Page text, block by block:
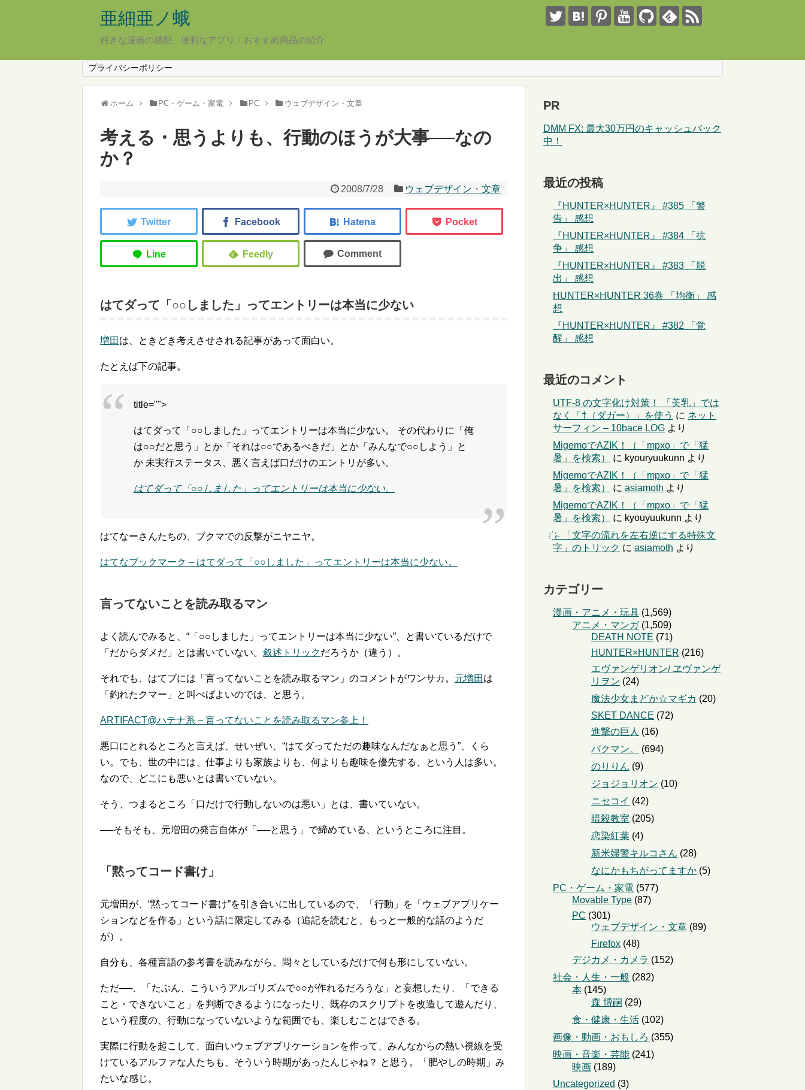
亜細亜ノ蛾
好きな漫画の感想、便利なアプリ・おすすめ商品の紹介
プライバシーポリシー
ホーム PC・ゲーム・家電 PC ウェブデザイン・文章
考える・思うよりも、行動のほうが大事──なの
か？
2008/7/28 ウェブデザイン・文章
はてダって「○○しました」ってエントリーは本当に少ない
増田 は、ときどき考えさせされる記事があって面白い。
たとえば下の記事。
title="">
はてダって「○○しました」ってエントリーは本当に少ない。 その代わりに「俺
は○○だと思う」とか「それは○○であるべきだ」とか「みんなで○○しよう」と
か 未実行ステータス、悪く言えば口だけのエントリが多い。
はてダって「○○しました」ってエントリーは本当に少ない。
はてなーさんたちの、ブクマでの反撃がニヤニヤ。
はてなブックマーク – はてダって「○○しました」ってエントリーは本当に少ない。
言ってないことを読み取るマン
よく読んでみると、 「○○しました」ってエントリーは本当に少ない
、と書いているだけで
「だからダメだ」とは書いていない。 叙述トリックだろうか（違う）。
それでも、はてブには「言ってないことを読み取るマン」のコメントがワンサカ。 元増田 は
「釣れたクマー」と叫べばよいのでは、と思う。
ARTIFACT@ハテナ系 – 言ってないことを読み取るマン参上！
悪口にとれるところと言えば、せいぜい、 はてダってただの趣味なんだなぁと思う
、くら
い。でも、世の中には、仕事よりも家族よりも、何よりも趣味を優先する、という人は多い。
なので、どこにも悪いとは書いていない。
そう、つまるところ「口だけで行動しないのは悪い」とは、書いていない。
──そもそも、元増田の発言自体が「──と思う」で締めている、というところに注目。
「黙ってコード書け」
元増田が、 黙ってコード書け を引き合いに出しているので、「行動」を「ウェブアプリケー
ションなどを作る」という話に限定してみる（追記を読むと、もっと一般的な話のようだ
が）。
自分も、各種言語の参考書を読みながら、悶々としているだけで何も形にしていない。
ただ──、「たぶん、こういうアルゴリズムで○○が作れるだろうな」と妄想したり、「できる
こと・できないこと」を判断できるようになったり、既存のスクリプトを改造して遊んだり、
という程度の、行動になっていないような範囲でも、楽しむことはできる。
実際に行動を起こして、面白いウェブアプリケーションを作って、みんなからの熱い視線を受
けているアルファな人たちも、そういう時期があったんじゃね？ と思う。「肥やしの時期」み
たいな感じ。
PR
DMM FX: 最大30万円のキャッシュバック
中！
最近の投稿
『HUNTER×HUNTER』 #385 「警
告」 感想
『HUNTER×HUNTER』 #384 「抗
争」 感想
『HUNTER×HUNTER』 #383 「脱
出」 感想
HUNTER×HUNTER 36巻 「均衡」 感
想
『HUNTER×HUNTER』 #382 「覚
醒」 感想
最近のコメント
UTF-8 の文字化け対策！ 「美乳」では
なく「†（ダガー）」を使う に ネット
サーフィン – 10bace LOG より
MigemoでAZIK！（「mpxo」で「猛
暑」を検索）
に kyouryuukunn より
MigemoでAZIK！（「mpxo」で「猛
暑」を検索）
に asiamoth より
MigemoでAZIK！（「mpxo」で「猛
暑」を検索）
に kyouyuukunn より
҉←「文字の流れを左右逆にする特殊文
字」のトリック に asiamoth より
カテゴリー
漫画・アニメ・玩具 (1,569)
アニメ・マンガ(1,509)
DEATH NOTE (71)
HUNTER×HUNTER (216)
エヴァンゲリオン/ ヱヴァンゲ
リヲン (24)
魔法少女まどか☆マギカ (20)
SKET DANCE (72)
進撃の巨人 (16)
バクマン。
(694)
のりりん (9)
ジョジョリオン (10)
ニセコイ (42)
暗殺教室 (205)
恋染紅葉 (4)
新米婦警キルコさん (28)
なにかもちがってますか (5)
PC・ゲーム・家電 (577)
Movable Type (87)
PC (301)
ウェブデザイン・文章 (89)
Firefox (48)
デジカメ・カメラ (152)
社会・人生・一般 (282)
本 (145)
森 博嗣 (29)
食・健康・生活 (102)
画像・動画・おもしろ (355)
映画・音楽・芸能 (241)
映画 (189)
Uncategorized (3)